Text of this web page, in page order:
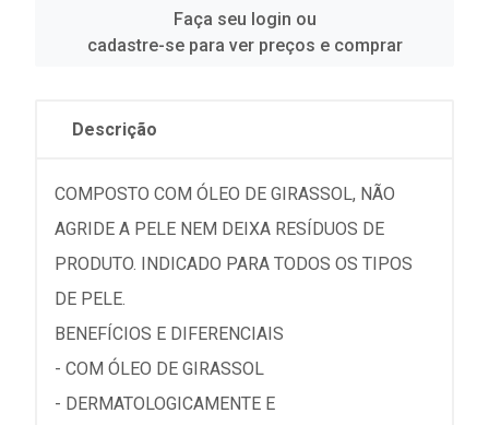
Faça seu login ou
cadastre-se para ver preços e comprar
Descrição
COMPOSTO COM ÓLEO DE GIRASSOL, NÃO
AGRIDE A PELE NEM DEIXA RESÍDUOS DE
PRODUTO. INDICADO PARA TODOS OS TIPOS
DE PELE.
BENEFÍCIOS E DIFERENCIAIS
- COM ÓLEO DE GIRASSOL
- DERMATOLOGICAMENTE E